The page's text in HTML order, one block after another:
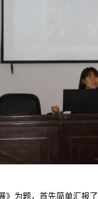
》为题，首先简单汇报了